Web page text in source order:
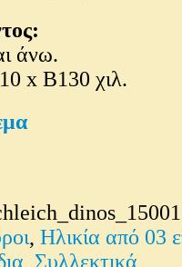
άνω.
x Β130 χιλ.
,Ηλικία από 03
Συλλεκτικά